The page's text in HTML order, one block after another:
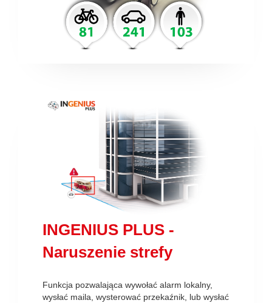
INGENIUS PLUS -
Naruszenie strefy
Funkcja pozwalająca wywołać alarm lokalny,
wysłać maila, wysterować przekaźnik, lub wysłać